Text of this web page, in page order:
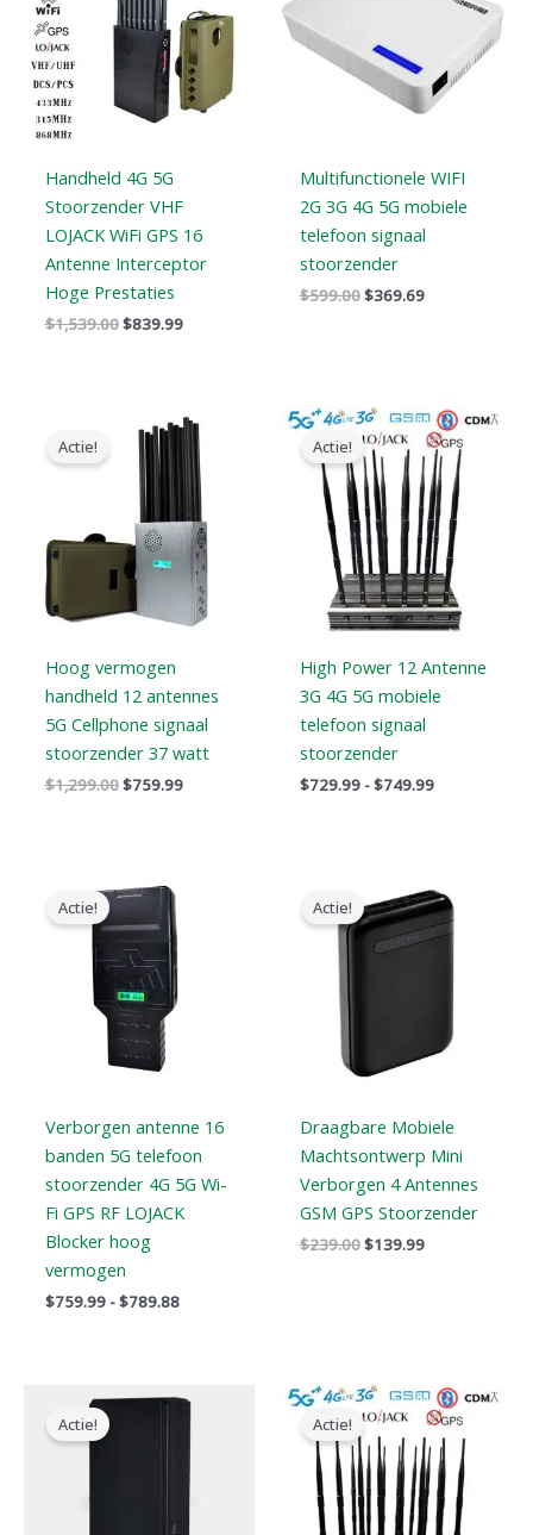
Handheld 4G 5G
Stoorzender VHF
LOJACK WiFi GPS 16
Antenne Interceptor
Hoge Prestaties
$1,539.00$839.99
Multifunctionele WIFI
2G 3G 4G 5G mobiele
telefoon signaal
stoorzender
$599.00$369.69
Actie!
Hoog vermogen
handheld 12 antennes
5G Cellphone signaal
stoorzender 37 watt
$1,299.00
Oorspronkelijke
prijs
was:
$1,299.00.
$759.99
Huidige
prijs
$759.99.
Actie!
High Power 12 Antenne
3G 4G 5G mobiele
telefoon signaal
stoorzender
$729.99 -$749.99
Prijsklasse:
$729.99
tot
$749.99
Actie!
Verborgen antenne 16
banden 5G telefoon
stoorzender 4G 5G Wi-
Fi GPS RF LOJACK
Blocker hoog
vermogen
$759.99 -$789.88
Actie!
Draagbare Mobiele
Machtsontwerp Mini
Verborgen 4 Antennes
GSM GPS Stoorzender
$239.00
prijs
was:
$239.00.
$139.99
prijs
is:
$139.99.
Actie!
Oorspronkelijke
prijs
was:
Huidige
Actie!
Oorspronkelijke
prijs
was:
$1,899.00.
Huidige
prijs
is:
$1,166.99.